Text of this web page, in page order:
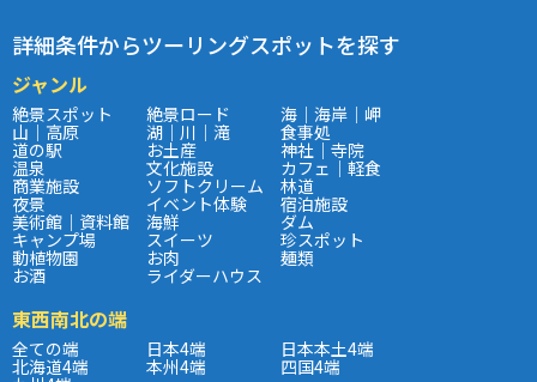
詳細条件からツーリングスポットを探す
ジャンル
絶景スポット 絶景ロード 海｜海岸｜岬
山｜高原 湖｜川｜滝 食事処
道の駅 お土産 神社｜寺院
温泉 文化施設 カフェ｜軽食
商業施設 ソフトクリーム 林道
夜景 イベント体験 宿泊施設
美術館｜資料館 海鮮 ダム
キャンプ場 スイーツ 珍スポット
動植物園 お肉 麺類
お酒 ライダーハウス
東西南北の端
全ての端 日本4端 日本本土4端
北海道4端 本州4端 四国4端